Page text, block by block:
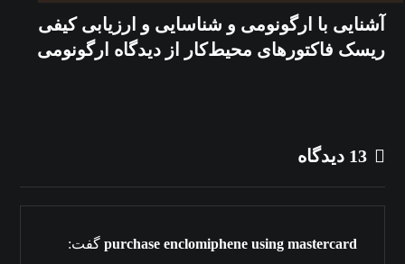
آشنایی با ارگونومی و شناسایی و ارزیابی کیفی
ریسک فاکتورهای محیط‌کار از دیدگاه ارگونومی
13 دیدگاه
purchase enclomiphene using mastercard گفت: